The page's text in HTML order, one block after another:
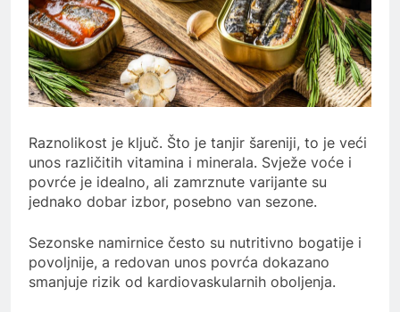
Raznolikost je ključ. Što je tanjir šareniji, to je veći
unos različitih vitamina i minerala. Svježe voće i
povrće je idealno, ali zamrznute varijante su
jednako dobar izbor, posebno van sezone.
Sezonske namirnice često su nutritivno bogatije i
povoljnije, a redovan unos povrća dokazano
smanjuje rizik od kardiovaskularnih oboljenja.